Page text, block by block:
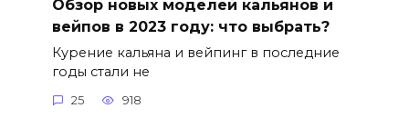
Обзор новых моделей кальянов и
вейпов в 2023 году: что выбрать?
Курение кальяна и вейпинг в последние
годы стали не
25 918